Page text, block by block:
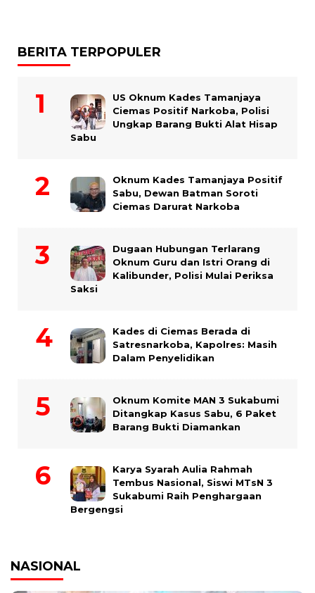
BERITA TERPOPULER
US Oknum Kades Tamanjaya
Ciemas Positif Narkoba, Polisi
Ungkap Barang Bukti Alat Hisap
Sabu
Oknum Kades Tamanjaya Positif
Sabu, Dewan Batman Soroti
Ciemas Darurat Narkoba
Dugaan Hubungan Terlarang
Oknum Guru dan Istri Orang di
Kalibunder, Polisi Mulai Periksa
Saksi
Kades di Ciemas Berada di
Satresnarkoba, Kapolres: Masih
Dalam Penyelidikan
Oknum Komite MAN 3 Sukabumi
Ditangkap Kasus Sabu, 6 Paket
Barang Bukti Diamankan
Karya Syarah Aulia Rahmah
Tembus Nasional, Siswi MTsN 3
Sukabumi Raih Penghargaan
Bergengsi
NASIONAL